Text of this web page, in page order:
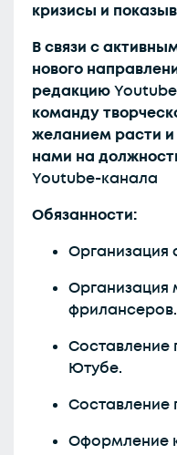
кризисы и
В связи с
нового
редакциюYoutube
команду
желанием расти и
нами на
Youtube-канала
Обязанности:
Организация
фрилансеров.
Составление
Ютубе.
Составление
Оформление